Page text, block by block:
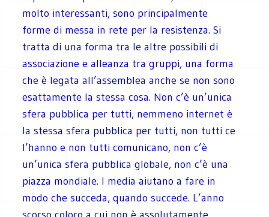
molto interessanti, sono principalmente
forme di messa in rete per la resistenza. Si
tratta di una forma tra le altre possibili di
associazione e alleanza tra gruppi, una forma
che è legata all’assemblea anche se non sono
esattamente la stessa cosa. Non c’è un’unica
sfera pubblica per tutti, nemmeno internet è
la stessa sfera pubblica per tutti, non tutti ce
l’hanno e non tutti comunicano, non c’è
un’unica sfera pubblica globale, non c’è una
piazza mondiale. I media aiutano a fare in
modo che succeda, quando succede. L’anno